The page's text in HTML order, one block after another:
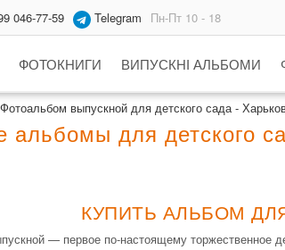
046-77-59 Telegram Пн-Пт 10 - 18
ФОТОКНИГИ ВИПУСКНІ АЛЬБОМИ
Фотоальбом выпускной для детского сада -
альбомы для детского
КУПИТЬ АЛЬБОМ
— первое по-настоящему торжественное